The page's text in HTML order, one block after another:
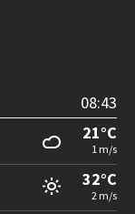
08:43
21°C
1 m/s
32°C
2 m/s